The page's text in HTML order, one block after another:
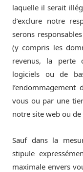
laquelle il serait
d’exclure notre
serons
(y compris les
revenus, la perte
logiciels ou de
vous ou par une
notre site web ou
Sauf dans la
stipule
maximale envers